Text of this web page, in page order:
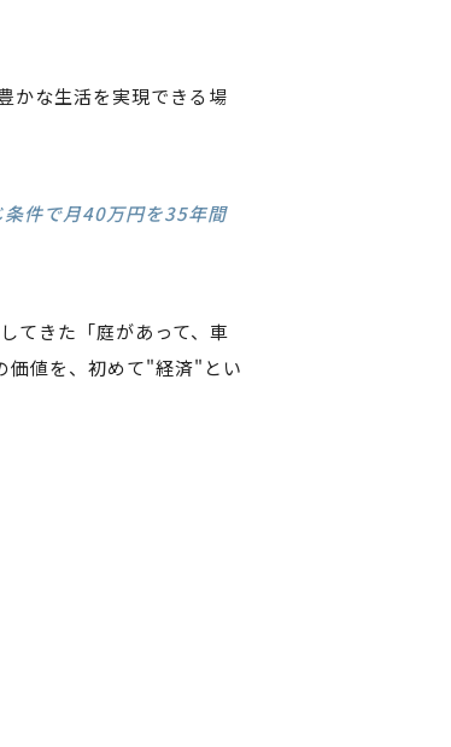
かな生活を実現できる場
条件で月40万円を35年間
てきた「庭があって、車
価値を、初めて"経済"とい